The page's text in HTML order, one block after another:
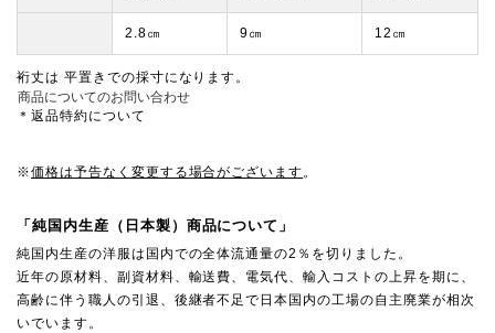
2.8㎝ 9㎝ 12㎝
裄丈は 平置きでの採寸になります。
商品についてのお問い合わせ
＊返品特約について
※価格は予告なく変更する場合がございます。
「純国内生産（日本製）商品について」
純国内生産の洋服は国内での全体流通量の2％を切りました。
近年の原材料、副資材料、輸送費、電気代、輸入コストの上昇を期に、
高齢に伴う職人の引退、後継者不足で日本国内の工場の自主廃業が相次
いでいます。